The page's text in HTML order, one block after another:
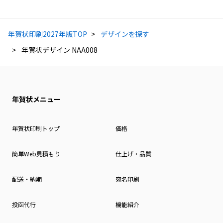
年賀状印刷2027年版TOP
デザインを探す
年賀状デザイン NAA008
年賀状メニュー
年賀状印刷トップ 価格
簡単Web見積もり 仕上げ・品質
配送・納期 宛名印刷
投函代行 機能紹介